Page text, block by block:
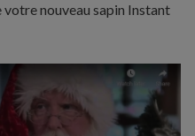
nouveau sapin Instant